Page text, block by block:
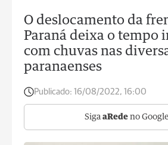
O deslocamento da
Paraná deixa o tempo
com chuvas nas
paranaenses
Publicado: 16/08/2022, 16:00
Siga aRede no Google